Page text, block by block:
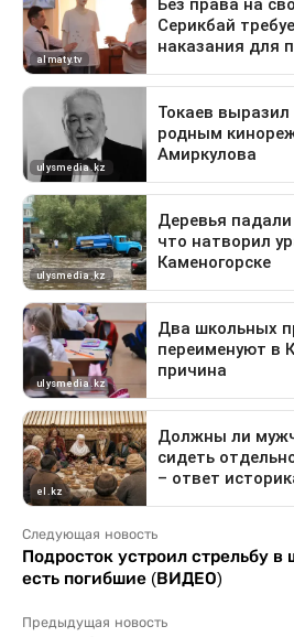
Следующая новость
Подросток устроил стрельбу в
есть погибшие (ВИДЕО)
Предыдущая новость